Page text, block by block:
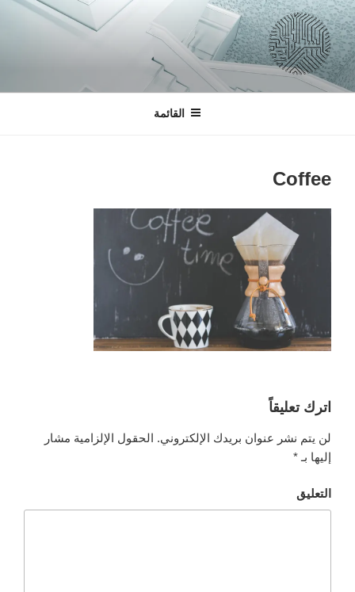
التجاوز
إلى
المحتوى
السبرانية
لتصميم التطبيقات و المواقع الالكترونية
القائمة
Coffee
اترك تعليقاً
لن يتم نشر عنوان بريدك الإلكتروني. الحقول الإلزامية مشار
إليها بـ *
التعليق